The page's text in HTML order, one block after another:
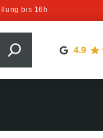
bis 16h